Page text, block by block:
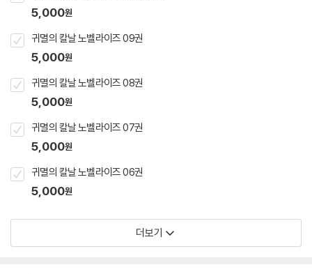
5,000원
귀멸의 칼날 노벨라이즈 09권
5,000원
귀멸의 칼날 노벨라이즈 08권
5,000원
귀멸의 칼날 노벨라이즈 07권
5,000원
귀멸의 칼날 노벨라이즈 06권
5,000원
더보기